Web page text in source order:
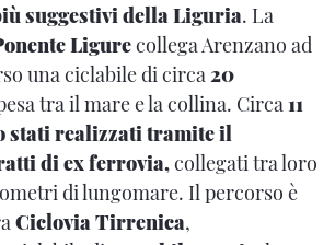
suggestivi della Liguria. La
Ligurecollega Arenzano ad
una ciclabile di circa 20
tra il mare e la collina. Circa 11
stati realizzati tramite il
di ex ferrovia,collegati tra loro
di lungomare. Il percorso è
Ciclovia Tirrenica,